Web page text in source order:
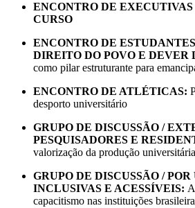
ENCONTRO DE
CURSO
ENCONTRO DE
DIREITO DO POVO E DEVER
como pilar estruturante para
ENCONTRO DE ATLÉTICAS:
desporto universitário
GRUPO DE DISCUSSÃO /
PESQUISADORES E
valorização da produção universitária
GRUPO DE DISCUSSÃO /
INCLUSIVAS E ACESSÍVEIS:
capacitismo nas instituições